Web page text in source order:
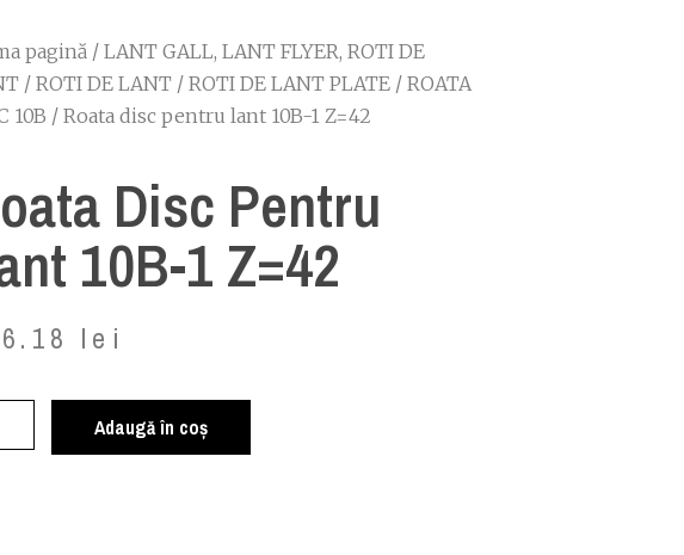
pagină / LANT GALL, LANT FLYER, ROTI DE
/ ROTI DE LANT / ROTI DE LANT PLATE / ROATA
10B / Roata disc pentru lant 10B-1 Z=42
Disc Pentru
10B-1 Z=42
lei
Adaugă în coș